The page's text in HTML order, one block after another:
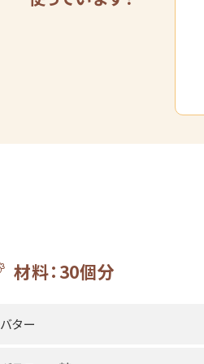
材料：30個分
バター